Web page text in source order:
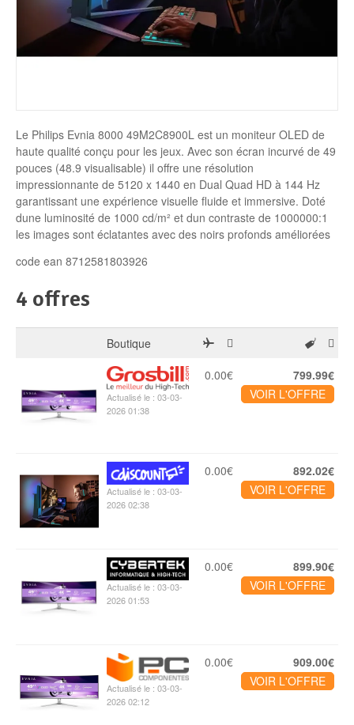
Disque SSD
Le Philips Evnia 8000 49M2C8900L est un moniteur OLED de
haute qualité conçu pour les jeux. Avec son écran incurvé de 49
pouces (48.9 visualisable) il offre une résolution
impressionnante de 5120 x 1440 en Dual Quad HD à 144 Hz
garantissant une expérience visuelle fluide et immersive. Doté
dune luminosité de 1000 cd/m² et dun contraste de 1000000:1
les images sont éclatantes avec des noirs profonds améliorées
code ean 8712581803926
4 offres
Boutique
Actualisé le : 03-03-
2026 01:38
0.00€
799.99€
VOIR L'OFFRE
Actualisé le : 03-03-
2026 02:38
0.00€
892.02€
VOIR L'OFFRE
Actualisé le : 03-03-
2026 01:53
0.00€
899.90€
VOIR L'OFFRE
Actualisé le : 03-03-
2026 02:12
0.00€
909.00€
VOIR L'OFFRE